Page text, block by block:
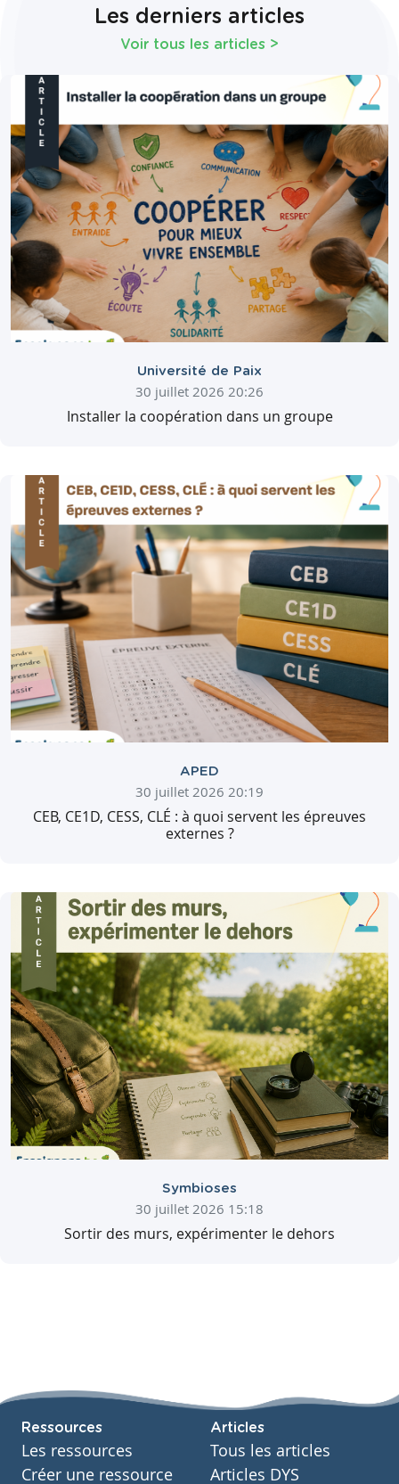
Les derniers articles
Voir tous les articles >
Université de Paix
30 juillet 2026 20:26
Installer la coopération dans un groupe
APED
30 juillet 2026 20:19
CEB, CE1D, CESS, CLÉ : à quoi servent les épreuves
externes ?
Symbioses
30 juillet 2026 15:18
Sortir des murs, expérimenter le dehors
Ressources
Les ressources
Créer une ressource
Articles
Tous les articles
Articles DYS